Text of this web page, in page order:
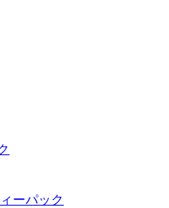
ーパック